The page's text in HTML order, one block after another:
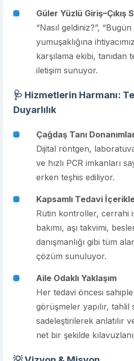
Güler Yüzlü Giriş–Çıkış
“Nasıl geldiniz?”,
yumuşaklığına
karşılama ekibi, tanıdan
iletişim sunuyor.
🩺 Hizmetlerin Harmanı:
Duyarlılık
Çağdaş Tanı
Dijital röntgen,
ve hızlı PCR imkanları
erken teşhis ediliyor.
Kapsamlı Tedavi
Rutin kontroller, cerrahi
bakımı, aşı takvimi,
danışmanlığı gibi tüm
çözüm sunuluyor.
Aile Odaklı Yaklaşım
Her tedavi öncesi
görüşmeler yapılır, tahlil
sadeleştirilerek anlatılır
net bir şekilde